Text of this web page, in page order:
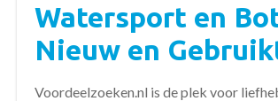
Watersport en
Nieuw en
Voordeelzoeken.nl is de plek voor